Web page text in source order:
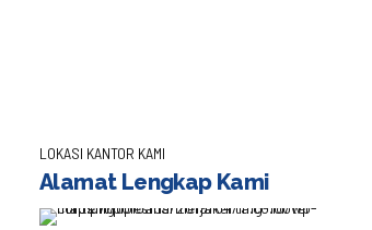
LOKASI KANTOR KAMI
Alamat Lengkap Kami